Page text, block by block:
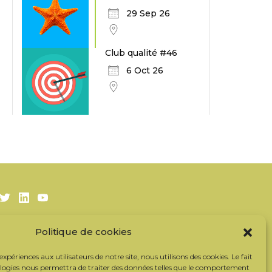
Politique de cookies
aux utilisateurs de notre site, nous utilisons des cookies. Le fait
nous permettra de traiter des données telles que le comportement
29 Sep 26
Club qualité #46
6 Oct 26
TwitterLinkedIn
Youtube
S’inscrire à la newsletter
Contacter l’équipe